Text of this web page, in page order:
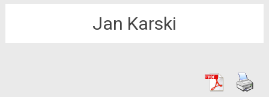
Jan Karski